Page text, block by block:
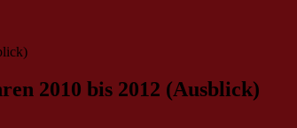
2010 bis 2012 (Ausblick)